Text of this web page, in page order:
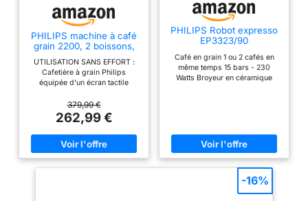
PHILIPS machine à café
grain 2200, 2 boissons,
UTILISATION SANS EFFORT :
Cafetière à grain Philips
équipée d'un écran tactile
rapide, offrant un confort
quotidien avec un minimum
d'effort. MOUSSE DE LAIT
CRÉMEUSE : Le mousseur à lait
classique crée une mousse de
lait lisse et veloutée – parfaite
379,99 €
262,99 €
PHILIPS Robot expresso
EP3323/90
Café en grain 1 ou 2 cafés en
même temps 15 bars - 230
Watts Broyeur en céramique
-16%